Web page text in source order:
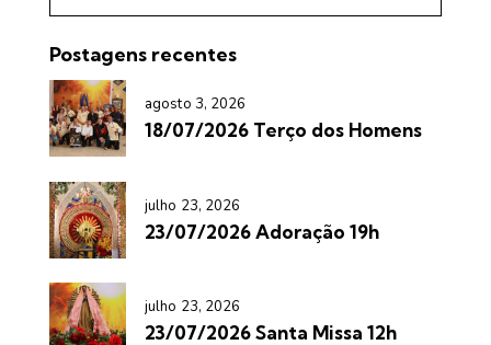
Postagens recentes
agosto 3, 2026
18/07/2026 Terço dos Homens
julho 23, 2026
23/07/2026 Adoração 19h
julho 23, 2026
23/07/2026 Santa Missa 12h